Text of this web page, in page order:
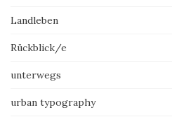
Landleben
Rückblick/e
unterwegs
urban typography